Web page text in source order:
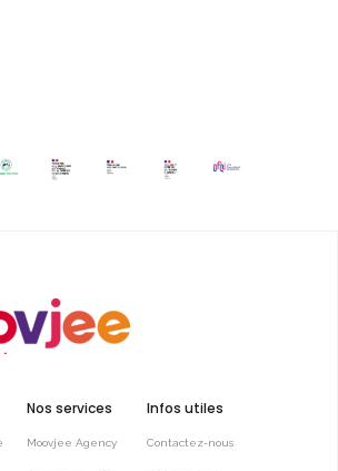
Nos services
Moovjee Agency
Infos utiles
Contactez-nous